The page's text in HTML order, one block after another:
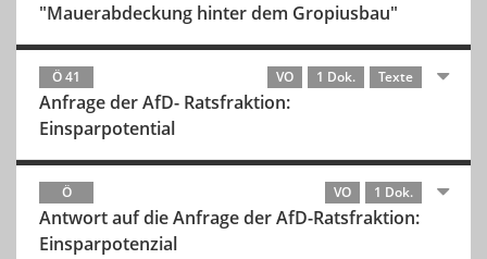
"Mauerabdeckung hinter dem Gropiusbau"
Ö 41 VO 1 Dok. Texte
Anfrage der AfD- Ratsfraktion:
Einsparpotential
Ö VO 1 Dok.
Antwort auf die Anfrage der AfD-Ratsfraktion:
Einsparpotenzial